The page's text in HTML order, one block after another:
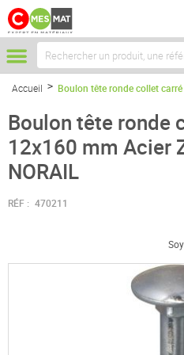
Accueil Boulon tête ronde collet carré
Boulon tête ronde
12x160 mm Acier
NORAIL
RÉF : 470211
Passer